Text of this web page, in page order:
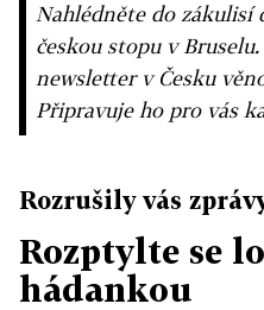
Nahlédněte do zákulisí
českou stopu v
newsletter v Česku
Připravuje ho pro vás
Rozrušily vás
Rozptylte se
hádankou